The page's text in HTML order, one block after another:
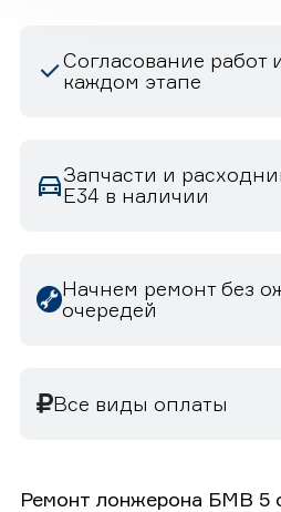
Согласование работ
каждом этапе
Запчасти и
E34 в наличии
Начнем ремонт без
очередей
Все виды оплаты
Ремонт лонжерона БМВ 5